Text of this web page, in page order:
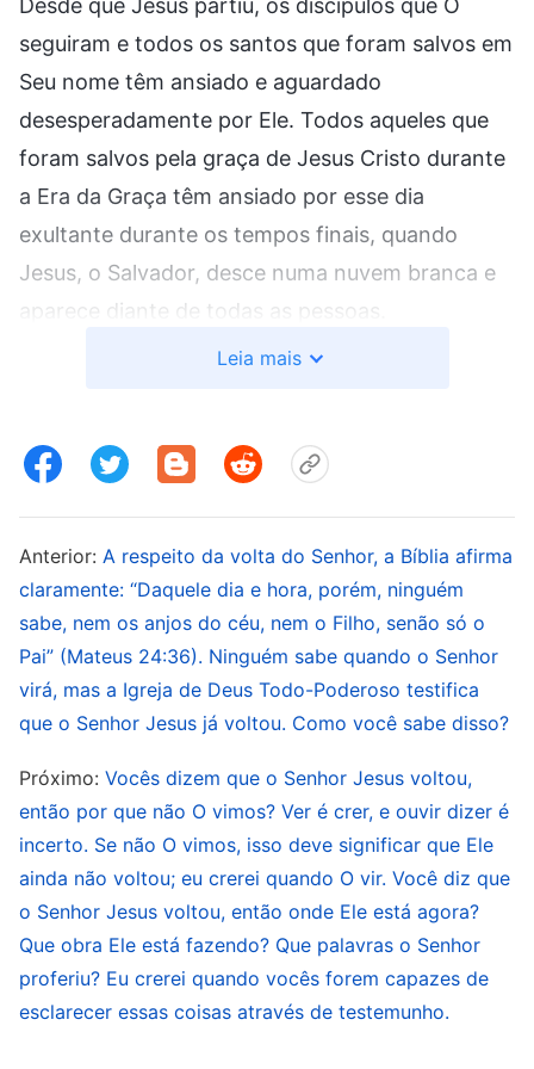
seguiram e todos os santos que foram salvos em
Seu nome têm ansiado e aguardado
desesperadamente por Ele. Todos aqueles que
foram salvos pela graça de Jesus Cristo durante
a Era da Graça têm ansiado por esse dia
exultante durante os tempos finais, quando
Jesus, o Salvador, desce numa nuvem branca e
aparece diante de todas as pessoas.
Evidentemente, esse também é o desejo coletivo
conhecem a salvação de Jesus, o Salvador, têm
quando estava na terra: “Eu virei assim como
parti”. O homem crê que, após a crucificação e
ressurreição, Jesus voltou ao céu sobre uma
nuvem branca para assumir o Seu lugar à destra
do Altíssimo. O homem imagina que,
semelhantemente, Jesus descerá novamente
sobre uma nuvem branca (essa nuvem se refere
à nuvem sobre a qual Ele voltou para o céus), em
meio àqueles que têm desesperadamente
ansiado por Ele há milhares de anos, e que Ele
portará a imagem e vestirá as roupas dos judeus.
Depois de aparecer aos homens, Ele lhes
Leia mais
Anterior: A respeito da volta do Senhor, a Bíblia afirma
claramente: “Daquele dia e hora, porém, ninguém
sabe, nem os anjos do céu, nem o Filho, senão só o
Pai” (Mateus 24:36). Ninguém sabe quando o Senhor
virá, mas a Igreja de Deus Todo-Poderoso testifica
que o Senhor Jesus já voltou. Como você sabe disso?
Próximo: Vocês dizem que o Senhor Jesus voltou,
então por que não O vimos? Ver é crer, e ouvir dizer é
incerto. Se não O vimos, isso deve significar que Ele
ainda não voltou; eu crerei quando O vir. Você diz que
o Senhor Jesus voltou, então onde Ele está agora?
Que obra Ele está fazendo? Que palavras o Senhor
proferiu? Eu crerei quando vocês forem capazes de
esclarecer essas coisas através de testemunho.